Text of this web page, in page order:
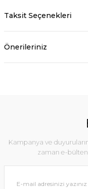
Taksit Seçenekleri
Önerileriniz
Kampanya ve
zaman e-